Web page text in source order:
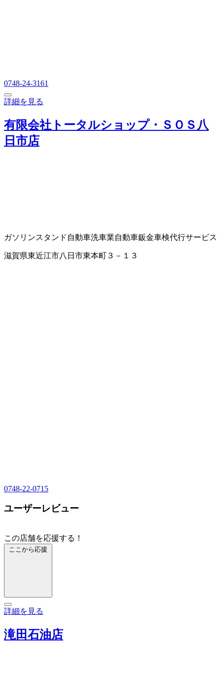
0748-24-3161
詳細を見る
有限会社トータルショップ・ＳＯＳ八
日市店
ガソリンスタンド 自動車洗車業自動車鈑金車検代行サービス
滋賀県東近江市八日市東本町３－１３
0748-22-0715
ユーザーレビュー
この店舗を応援する！
ここから応援
詳細を見る
滝田石油店